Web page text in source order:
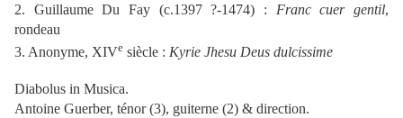
2. Guillaume Du Fay (c.1397 ?-1474) : Franc cuer gentil,
rondeau
3. Anonyme, XIVe siècle : Kyrie Jhesu Deus dulcissime
Diabolus in Musica.
Antoine Guerber, ténor (3), guiterne (2) & direction.